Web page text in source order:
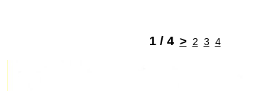
1 / 4 > 2 3 4